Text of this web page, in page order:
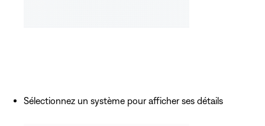
Sélectionnez un système pour afficher ses détails